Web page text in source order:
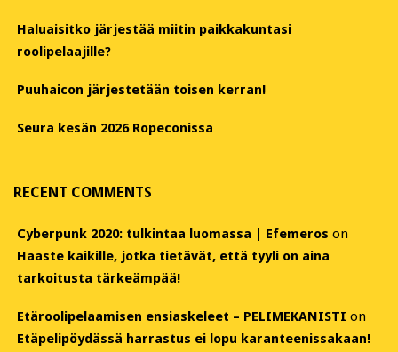
Haluaisitko järjestää miitin paikkakuntasi
roolipelaajille?
Puuhaicon järjestetään toisen kerran!
Seura kesän 2026 Ropeconissa
RECENT COMMENTS
Cyberpunk 2020: tulkintaa luomassa | Efemeros on
Haaste kaikille, jotka tietävät, että tyyli on aina
tarkoitusta tärkeämpää!
Etäroolipelaamisen ensiaskeleet – PELIMEKANISTI on
Etäpelipöydässä harrastus ei lopu karanteenissakaan!